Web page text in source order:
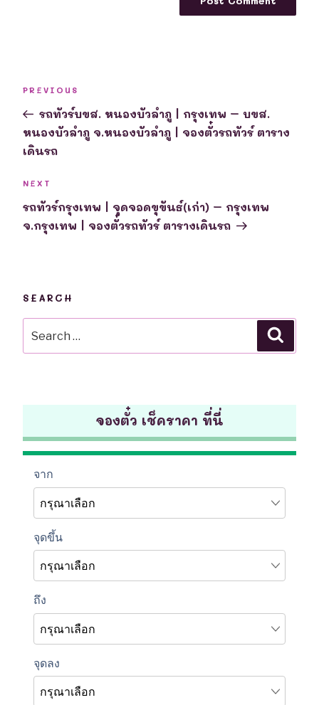
Previous
Post
PREVIOUS
รถทัวร์บขส. หนองบัวลำภู | กรุงเทพ – บขส.
หนองบัวลำภู จ.หนองบัวลำภู | จองตั๋วรถทัวร์ ตาราง
เดินรถ
Next
Post
NEXT
รถทัวร์กรุงเทพ | จุดจอดขุขันธ์(เก่า) – กรุงเทพ
จ.กรุงเทพ | จองตั๋วรถทัวร์ ตารางเดินรถ
SEARCH
for:
จองตั๋ว เช็คราคา ที่นี่